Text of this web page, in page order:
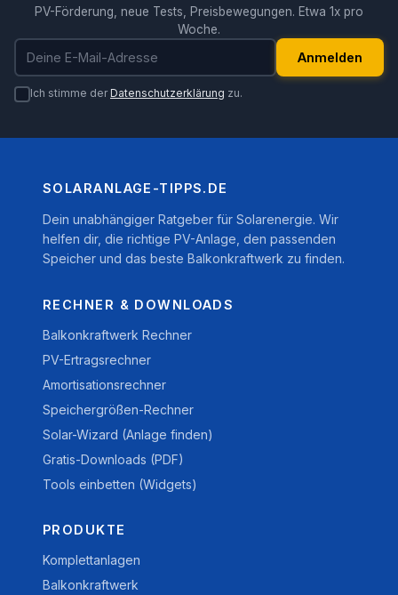
PV-Förderung, neue Tests, Preisbewegungen. Etwa 1x pro
Woche.
E-Mail-Adresse
Anmelden
Ich stimme derDatenschutzerklärung zu.
SOLARANLAGE-TIPPS.DE
Dein unabhängiger Ratgeber für Solarenergie. Wir
helfen dir, die richtige PV-Anlage, den passenden
Speicher und das beste Balkonkraftwerk zu finden.
RECHNER & DOWNLOADS
Balkonkraftwerk Rechner
PV-Ertragsrechner
Amortisationsrechner
Speichergrößen-Rechner
Solar-Wizard (Anlage finden)
Gratis-Downloads (PDF)
Tools einbetten (Widgets)
PRODUKTE
Komplettanlagen
Balkonkraftwerk